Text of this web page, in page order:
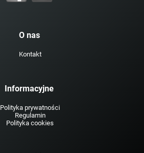
O nas
Kontakt
Informacyjne
Polityka prywatności
Regulamin
Polityka cookies